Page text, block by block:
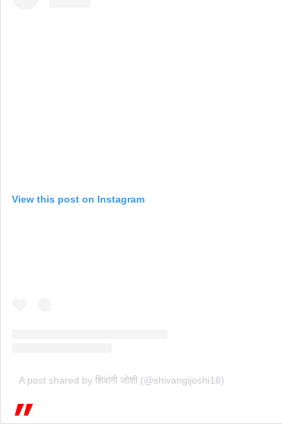
View this post on Instagram
A post shared by शिवांगी जोशी (@shivangijoshi18)